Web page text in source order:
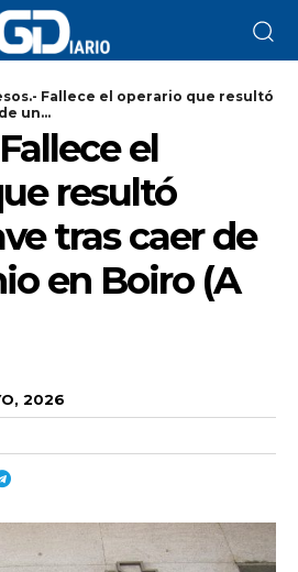
Fallece el operario que resultó
un...
el
resultó
tras caer de
en Boiro (A
2026